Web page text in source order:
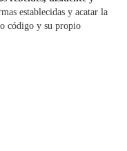
establecidas y acatar la
código y su propio